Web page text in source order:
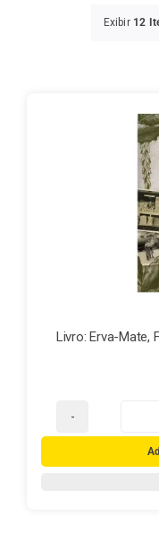
Exibir 12
Livro: Erva-Mate,